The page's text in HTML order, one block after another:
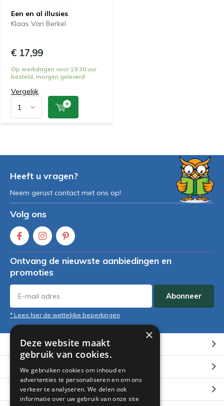
Een en al illusies
Klaas Van Berkel
€ 17,99
Op werkdagen voor 19:30 uur
besteld, morgen geleverd
Vergelijk
Heeft u vragen?
Neem gerust contact met ons op!
Volg ons
Ontvang de nieuwste aanbiedingen en
promoties
Abonneer
* Lees hier de wettelijke beperkingen
Klantenservice
Mijn account
Categorieën
×
Deze website maakt
gebruik van cookies.
We gebruiken cookies om inhoud en
advertenties te personaliseren en om ons
verkeer te analyseren. We delen ook
informatie over uw gebruik van onze site